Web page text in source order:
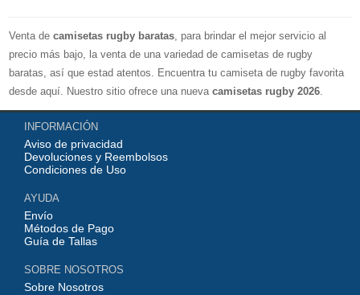
Venta de camisetas rugby baratas, para brindar el mejor servicio al
precio más bajo, la venta de una variedad de camisetas de rugby
baratas, así que estad atentos. Encuentra tu camiseta de rugby favorita
desde aquí. Nuestro sitio ofrece una nueva camisetas rugby 2026.
Disponible en una variedad de estilos y tamaños ¡Compre camisetas de
rugby baratas en línea!
INFORMACIÓN
Aviso de privacidad
Devoluciones y Reembolsos
Condiciones de Uso
AYUDA
Envío
Métodos de Pago
Guía de Tallas
SOBRE NOSOTROS
Sobre Nosotros